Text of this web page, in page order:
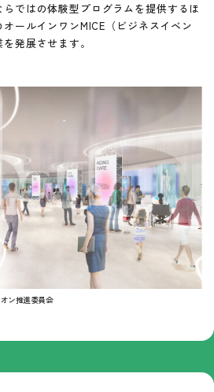
ではの体験型プログラムを提供するほ
ールインワンMICE（ビジネスイベン
発展させます。
ン推進委員会